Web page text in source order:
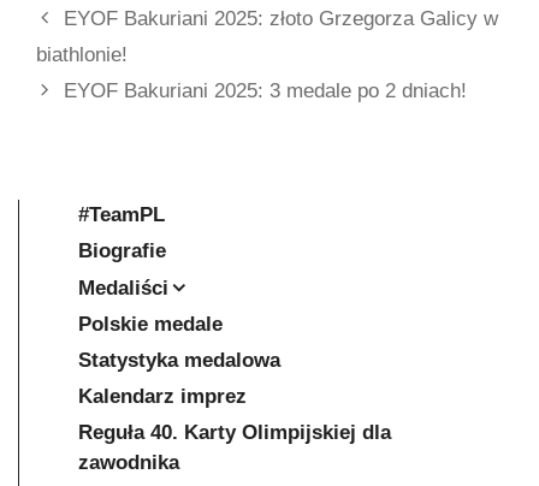
EYOF Bakuriani 2025: złoto Grzegorza Galicy w
biathlonie!
EYOF Bakuriani 2025: 3 medale po 2 dniach!
#TeamPL
Biografie
Medaliści
Polskie medale
Statystyka medalowa
Kalendarz imprez
Reguła 40. Karty Olimpijskiej dla
zawodnika